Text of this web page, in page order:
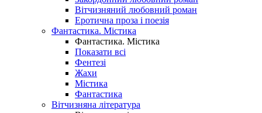
Вітчизняний любовний роман
Еротична проза і поезія
Фантастика. Містика
Фантастика. Містика
Показати всі
Фентезі
Жахи
Містика
Фантастика
Вітчизняна література